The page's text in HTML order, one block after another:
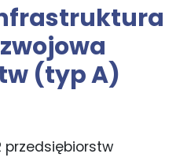
(typ A)
przedsiębiorstw